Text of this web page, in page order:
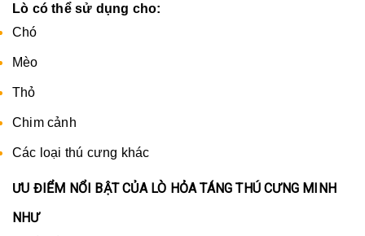
Lò có thể sử dụng cho:
Chó
Mèo
Thỏ
Chim cảnh
Các loại thú cưng khác
ƯU ĐIỂM NỔI BẬT CỦA LÒ HỎA TÁNG THÚ CƯNG MINH
NHƯ